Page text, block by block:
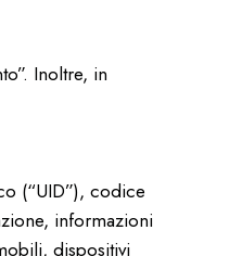
Inoltre, in
(“UID”), codice
informazioni
dispositivi